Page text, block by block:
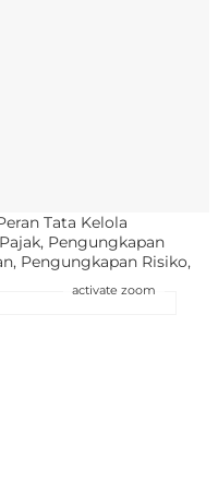
Tata Kelola
Pengungkapan
Pengungkapan Risiko,
activate zoom